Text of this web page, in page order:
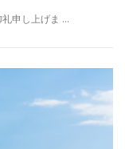
申し上げま …